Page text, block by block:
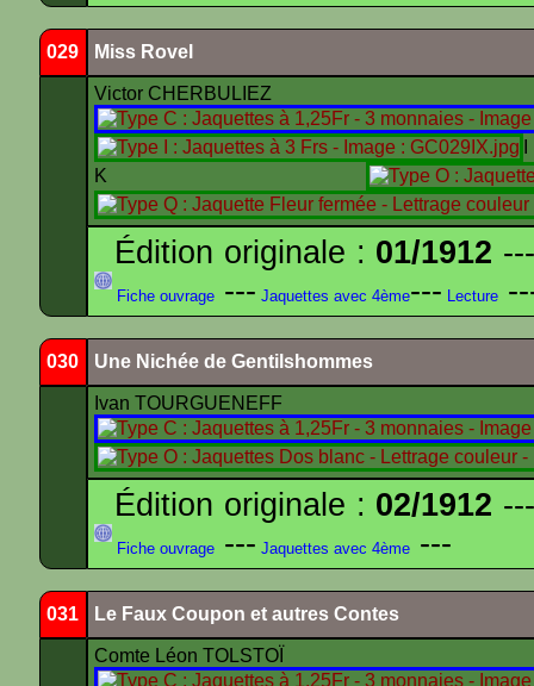
029 Miss Rovel
Victor CHERBULIEZ
K
Édition originale : 01/1912
Fiche ouvrage --- Jaquettes avec 4ème--- Lecture
030 Une Nichée de Gentilshommes
Ivan TOURGUENEFF
Édition originale : 02/1912
Fiche ouvrage --- Jaquettes avec 4ème ---
031 Le Faux Coupon et autres Contes
Comte Léon TOLSTOÏ